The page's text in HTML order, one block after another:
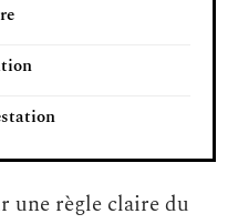
une règle claire du